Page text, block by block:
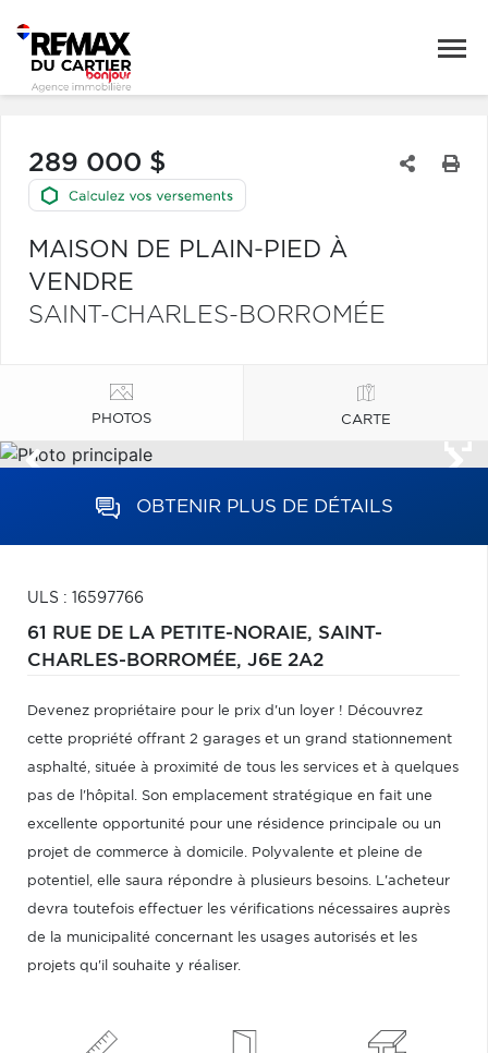
289 000 $
MAISON DE PLAIN-PIED À
VENDRE
SAINT-CHARLES-BORROMÉE
PHOTOS CARTE
OBTENIR PLUS DE DÉTAILS
ULS : 16597766
61 RUE DE LA PETITE-NORAIE, SAINT-
CHARLES-BORROMÉE, J6E 2A2
Devenez propriétaire pour le prix d'un loyer ! Découvrez
cette propriété offrant 2 garages et un grand stationnement
asphalté, située à proximité de tous les services et à quelques
pas de l'hôpital. Son emplacement stratégique en fait une
excellente opportunité pour une résidence principale ou un
projet de commerce à domicile. Polyvalente et pleine de
potentiel, elle saura répondre à plusieurs besoins. L'acheteur
devra toutefois effectuer les vérifications nécessaires auprès
de la municipalité concernant les usages autorisés et les
projets qu'il souhaite y réaliser.